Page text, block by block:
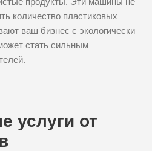
количество пластиковых
ваш бизнес с экологически
стать сильным
услуги от